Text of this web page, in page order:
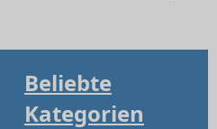
Beliebte
Kategorien